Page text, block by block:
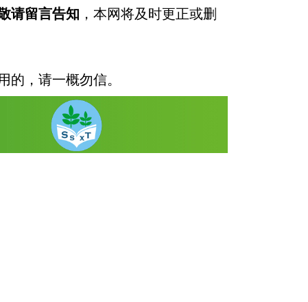
请留言告知 ，本网将及时更正或删
的，请一概勿信。